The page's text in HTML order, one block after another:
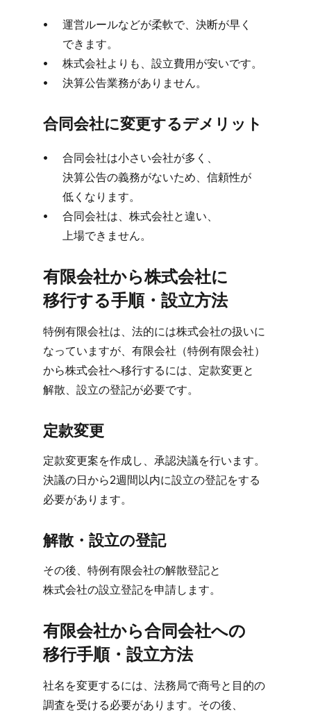
運営ルールなどが​柔軟で、​決断が​早く​
できます。
株式会社よりも、​設立費用が​安いです。
決算公告業務が​ありません。​
合同会社に​変更する​デメリット
合同会社は​小さい​会社が​多く、​
決算公告の​義務が​ないため、​信頼性が​
低くなります。
合同会社は、​株式会社と​違い、​
上場できません。
有限会社から​株式会社に​
移行する​手順・設立方​法
特例有限会社は、​法的には​株式会社の​扱いに​
なっていますが、​有限会社​（特例有限会社）
から​株式会社へ​移行するには、​定款変更と​
解散、​設立の​登記が​必要です。
定款変更
定款変更案を​作成し、​承認決議を​行います。​
決議の​日から​2週間以内に​設立の​登記を​する​
必要が​あります。
解散・設立の​登記
その後、​特例有限会社の​解散登記と​
株式会社の​設立登記を​申請します。
有限会社から​合同会社への​
移行手順・設立方​法
社名を​変更するには、​法務局で​商号と​目的の​
調査を​受ける​必要が​あります。​その後、​